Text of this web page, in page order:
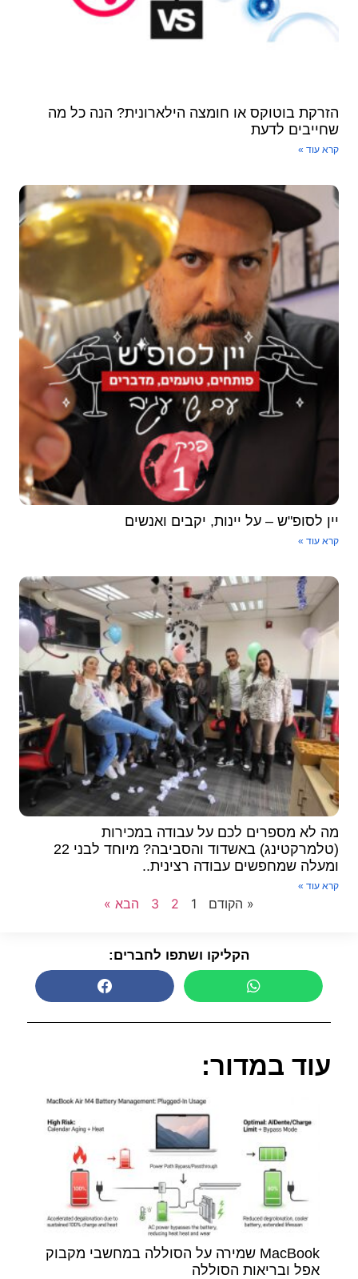
הזרקת בוטוקס או חומצה הילארונית? הנה כל מה
שחייבים לדעת
קרא עוד »
יין לסופ"ש – על יינות, יקבים ואנשים
קרא עוד »
מה לא מספרים לכם על עבודה במכירות
(טלמרקטינג) באשדוד והסביבה? מיוחד לבני 22
ומעלה שמחפשים עבודה רצינית..
קרא עוד »
« הקודם 1
2
3 הבא »
הקליקו ושתפו לחברים:
עוד במדור:
MacBook שמירה על הסוללה במחשבי מקבוק
אפל ובריאות הסוללה